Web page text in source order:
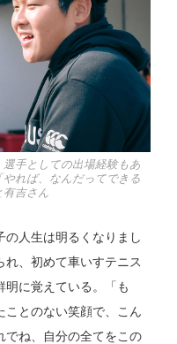
手としての出場経験もあ
れば、なんだってできる
有吉さん
の人生は明るくなりまし
れ、初めて車いすテニス
明に覚えている。「も
ことのない笑顔で、こん
でね、自分の全てをこの